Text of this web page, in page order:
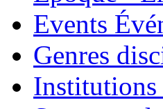
Events
Genres
Institutions